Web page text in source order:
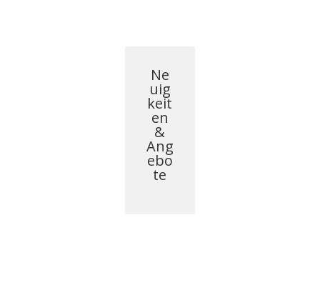
Ne
uig
keit
en
&
Ang
ebo
te